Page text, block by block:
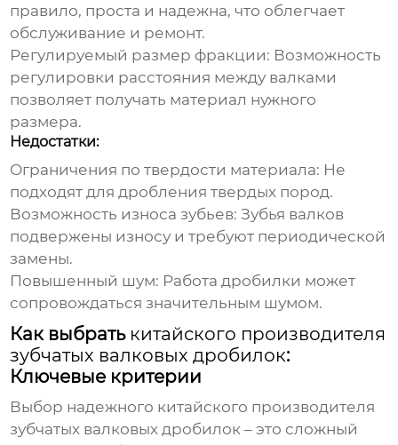
правило, проста и надежна, что облегчает
обслуживание и ремонт.
Регулируемый размер фракции: Возможность
регулировки расстояния между валками
позволяет получать материал нужного
размера.
Недостатки:
Ограничения по твердости материала: Не
подходят для дробления твердых пород.
Возможность износа зубьев: Зубья валков
подвержены износу и требуют периодической
замены.
Повышенный шум: Работа дробилки может
сопровождаться значительным шумом.
Как выбрать китайского производителя
зубчатых валковых дробилок:
Ключевые критерии
Выбор надежного китайского производителя
зубчатых валковых дробилок – это сложный